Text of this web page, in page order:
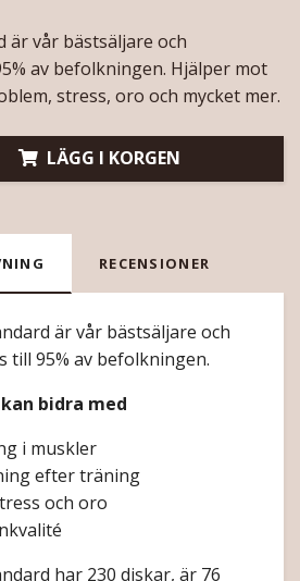
är vår bästsäljare och
av befolkningen. Hjälper mot
stress, oro och mycket mer.
LÄGG I KORGEN
RECENSIONER
är vår bästsäljare och
till 95% av befolkningen.
bidra med
i muskler
efter träning
och oro
har 230 diskar, är 76